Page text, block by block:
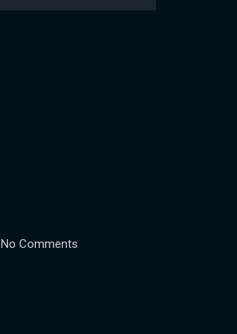
No Comments